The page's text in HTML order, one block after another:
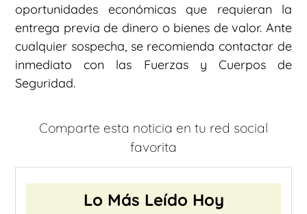
oportunidades económicas que requieran la
entrega previa de dinero o bienes de valor. Ante
cualquier sospecha, se recomienda contactar de
inmediato con las Fuerzas y Cuerpos de
Seguridad.
Comparte esta noticia en tu red social
favorita
Lo Más Leído Hoy